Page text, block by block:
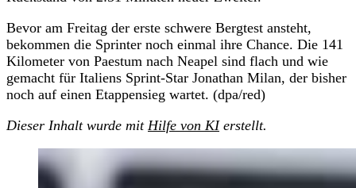
Bevor am Freitag der erste schwere Bergtest ansteht,
bekommen die Sprinter noch einmal ihre Chance. Die 141
Kilometer von Paestum nach Neapel sind flach und wie
gemacht für Italiens Sprint-Star Jonathan Milan, der bisher
noch auf einen Etappensieg wartet. (dpa/red)
Dieser Inhalt wurde mit Hilfe von KIerstellt.